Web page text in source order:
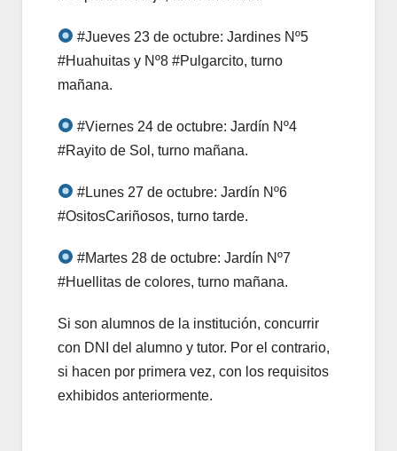
#Jueves 23 de octubre: Jardines Nº5
#Huahuitas y Nº8 #Pulgarcito, turno
mañana.
#Viernes 24 de octubre: Jardín Nº4
#Rayito de Sol, turno mañana.
#Lunes 27 de octubre: Jardín Nº6
#OsitosCariñosos, turno tarde.
#Martes 28 de octubre: Jardín Nº7
#Huellitas de colores, turno mañana.
Si son alumnos de la institución, concurrir
con DNI del alumno y tutor. Por el contrario,
si hacen por primera vez, con los requisitos
exhibidos anteriormente.